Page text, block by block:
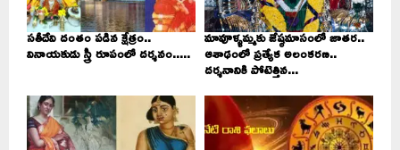
సతీదేవి దంతం పడిన క్షేత్రం..
వినాయకుడు స్త్రీ రూపంలో దర్శనం.....
మావూళ్ళమ్మకు జేష్ఠమాసంలో జాతర..
ఆశాఢంలో ప్రత్యేక అలంకరణ..
దర్శనానికి పోటెత్తిన...